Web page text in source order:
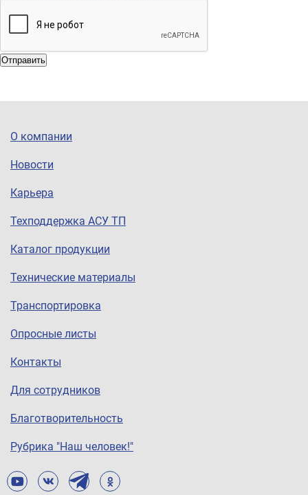
Отправить
О компании
Новости
Карьера
Техподдержка АСУ ТП
Каталог продукции
Технические материалы
Транспортировка
Опросные листы
Контакты
Для сотрудников
Благотворительность
Рубрика "Наш человек!"